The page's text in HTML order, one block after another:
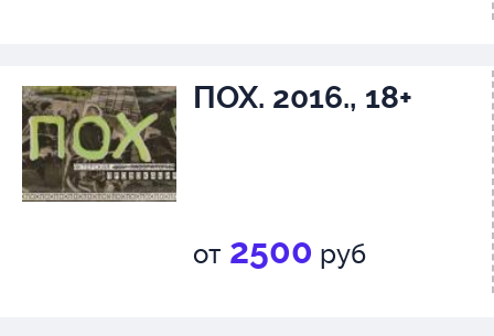
ПОХ. 2016., 18+
от 2500 руб